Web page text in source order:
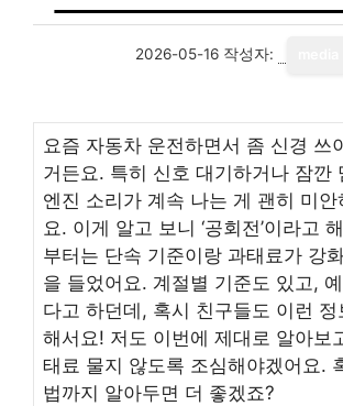
2026-05-16 작성자:
요즘 자동차 운전하면서 좀 신경 쓰
거든요. 특히 신호 대기하거나 잠깐
엔진 소리가 계속 나는 게 괜히 미안
요. 이게 알고 보니 ‘공회전’이라고
부터는 단속 기준이랑 과태료가 강
을 들었어요. 계절별 기준도 있고,
다고 하던데, 혹시 친구들도 이런
해서요! 저도 이번에 제대로 알아보
태료 물지 않도록 조심해야겠어요.
법까지 알아두면 더 좋겠죠?